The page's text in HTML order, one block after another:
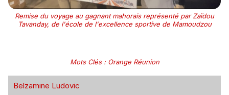
Remise du voyage au gagnant mahorais représenté par Zaïdou
Tavanday, de l'école de l'excellence sportive de Mamoudzou
Mots Clés: Orange Réunion
Belzamine Ludovic